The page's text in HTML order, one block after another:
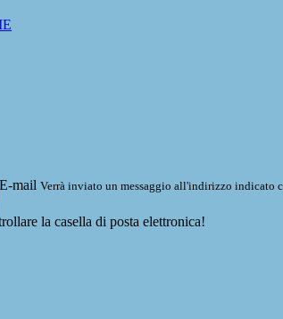
E-mail Verrà inviato un messaggio all'indirizzo indicato
la casella di posta elettronica!